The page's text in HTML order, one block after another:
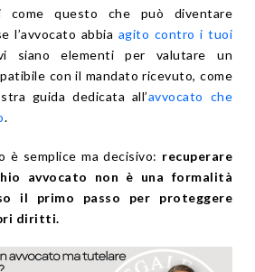
come questo che può diventare
l’avvocato abbia agito contro i tuoi
siano elementi per valutare un
con il mandato ricevuto, come
guida dedicata all’avvocato che
.
è semplice ma decisivo: recuperare
avvocato non è una formalità
il primo passo per proteggere
diritti.